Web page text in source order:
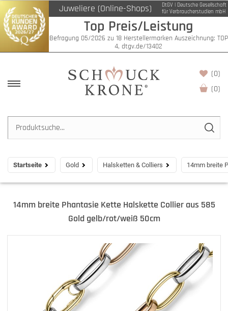
Juweliere (Online-Shops)
DtGV | Deutsche Gesellschaft
für Verbraucherstudien mbH
Top Preis/Leistung
Befragung 05/2026 zu 18 Herstellermarken Auszeichnung: TOP
4, dtgv.de/13402
(0)
(0)
Startseite Gold Halsketten & Colliers 14mm breite
14mm breite Phantasie Kette Halskette Collier aus 585
Gold gelb/rot/weiß 50cm